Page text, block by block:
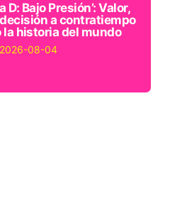
D: Bajo Presión’: Valor,
a contratiempo
la historia del mundo
2026-08-04